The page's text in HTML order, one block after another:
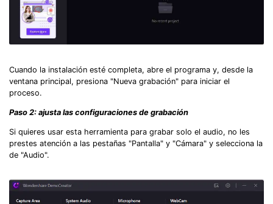
Cuando la instalación esté completa, abre el programa y, desde la
ventana principal, presiona "Nueva grabación" para iniciar el
proceso.
Paso 2: ajusta las configuraciones de grabación
Si quieres usar esta herramienta para grabar solo el audio, no les
prestes atención a las pestañas "Pantalla" y "Cámara" y selecciona la
de "Audio".